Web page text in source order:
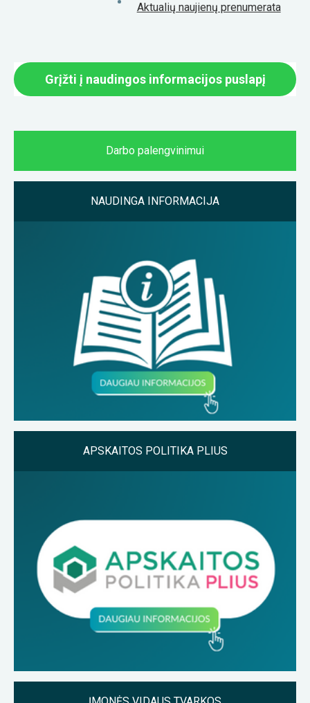
Aktualių naujienų prenumerata
Grįžti į naudingos informacijos puslapį
Darbo palengvinimui
NAUDINGA INFORMACIJA
APSKAITOS POLITIKA PLIUS